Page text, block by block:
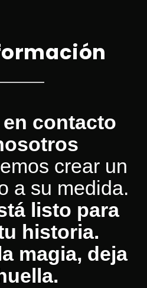
contacto
crear un
a su medida.
listo para
historia.
magia, deja